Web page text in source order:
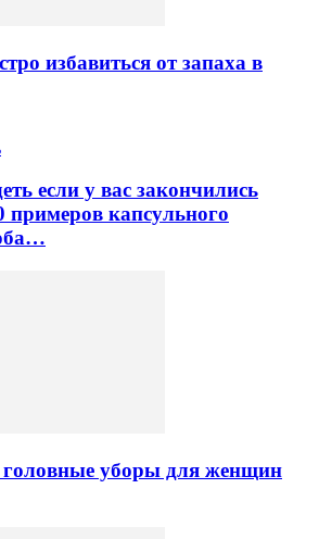
избавиться от запаха в
если у вас закончились
примеров капсульного
уборы для женщин